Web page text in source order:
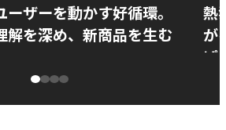
ザーを動かす好循環。
解を深め、新商品を生む
熱
が
ぱ